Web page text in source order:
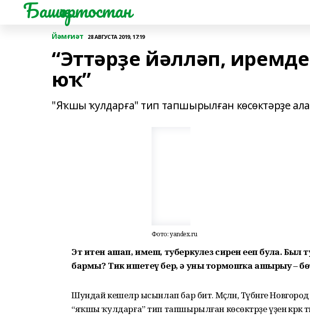
Башҡортостан
Йәмғиәт 28 АВГУСТА 2019, 17:19
“Эттәрҙе йәлләп,
юҡ”
"Яҡшы ҡулдарға" тип тапшырылған көсөктәрҙе
Фото: yandex.ru
Эт итен ашап, имеш, туберкулез сирен еңеп була. Был
бармы? Тик ишетеү бер, ә уны тормошҡа ашырыу –
Шундай кешеләр ысынлап бар бит. Мәҫәлән, Түбәнге
“яҡшы ҡулдарға” тип тапшырылған көсөктәрҙе үҙенә